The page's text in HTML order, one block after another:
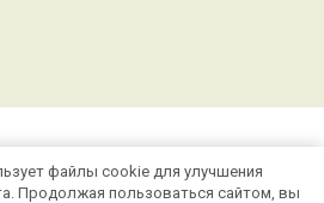
файлы cookie для улучшения
Продолжая пользоваться сайтом, вы